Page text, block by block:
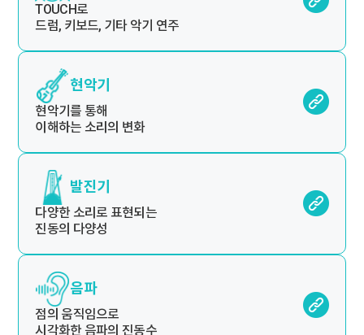
TOUCH로
드럼, 키보드, 기타 악기 연주
현악기
현악기를 통해
이해하는 소리의 변화
발진기
다양한 소리로 표현되는
진동의 다양성
음파
점의 움직임으로
시각화한 음파의 진동수